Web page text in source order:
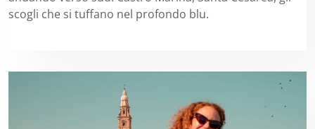
scogli che si tuffano nel profondo blu.